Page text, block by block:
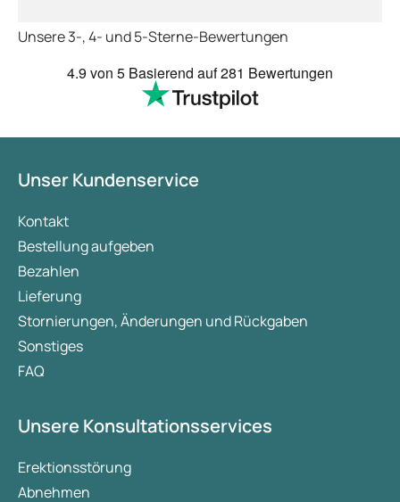
Unsere 3-, 4- und 5-Sterne-Bewertungen
4.9 von 5 Basierend auf281 Bewertungen
Unser Kundenservice
Kontakt
Bestellung aufgeben
Bezahlen
Lieferung
Stornierungen, Änderungen und Rückgaben
Sonstiges
FAQ
Unsere Konsultationsservices
Erektionsstörung
Abnehmen